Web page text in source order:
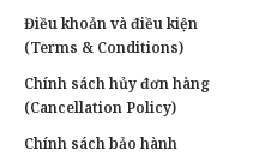
Điều khoản và điều kiện
(Terms & Conditions)
Chính sách hủy đơn hàng
(Cancellation Policy)
Chính sách bảo hành